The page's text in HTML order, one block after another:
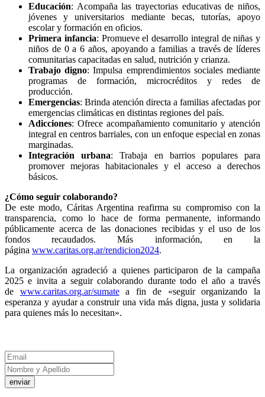
Educación: Acompaña las trayectorias educativas de niños,
jóvenes y universitarios mediante becas, tutorías, apoyo
escolar y formación en oficios.
Primera infancia: Promueve el desarrollo integral de niñas y
niños de 0 a 6 años, apoyando a familias a través de líderes
comunitarias capacitadas en salud, nutrición y crianza.
Trabajo digno: Impulsa emprendimientos sociales mediante
programas de formación, microcréditos y redes de
producción.
Emergencias: Brinda atención directa a familias afectadas por
emergencias climáticas en distintas regiones del país.
Adicciones: Ofrece acompañamiento comunitario y atención
integral en centros barriales, con un enfoque especial en zonas
marginadas.
Integración urbana: Trabaja en barrios populares para
promover mejoras habitacionales y el acceso a derechos
básicos.
¿Cómo seguir colaborando?
De este modo, Cáritas Argentina reafirma su compromiso con la
transparencia, como lo hace de forma permanente, informando
públicamente acerca de las donaciones recibidas y el uso de los
fondos recaudados. Más información, en la
página www.caritas.org.ar/rendicion2024.
La organización agradeció a quienes participaron de la campaña
2025 e invita a seguir colaborando durante todo el año a través
de www.caritas.org.ar/sumatea fin de «seguir organizando la
esperanza y ayudar a construir una vida más digna, justa y solidaria
para quienes más lo necesitan».
enviar